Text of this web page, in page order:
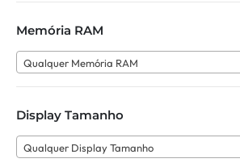
Memória RAM
Qualquer Memória RAM
Display Tamanho
Qualquer Display Tamanho